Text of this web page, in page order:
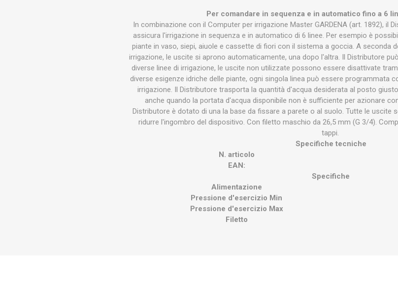
Per comandare in sequenza e in automatico fino a 6
In combinazione con il Computer per irrigazione Master GARDENA (art. 1892), il
assicura l'irrigazione in sequenza e in automatico di 6 linee. Per esempio è
piante in vaso, siepi, aiuole e cassette di fiori con il sistema a goccia. A seconda
irrigazione, le uscite si aprono automaticamente, una dopo l'altra. Il Distributore
diverse linee di irrigazione, le uscite non utilizzate possono essere disattivate
diverse esigenze idriche delle piante, ogni singola linea può essere programmata
irrigazione. Il Distributore trasporta la quantità d'acqua desiderata al posto
anche quando la portata d'acqua disponibile non è sufficiente per azionare
Distributore è dotato di una la base da fissare a parete o al suolo. Tutte le uscite
ridurre l'ingombro del dispositivo. Con filetto maschio da 26,5 mm (G 3/4).
tappi.
Specifiche tecniche
N. articolo
EAN:
Specifiche
Alimentazione
Pressione d'esercizio Min
Pressione d'esercizio Max
Filetto